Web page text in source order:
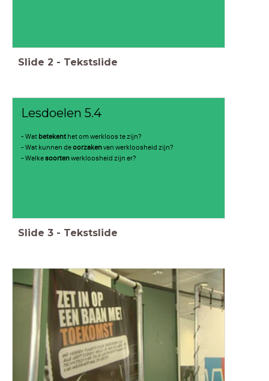
Slide 2 - Tekstslide
Lesdoelen 5.4
- Wat betekenthet om werkloos te zijn?
- Wat kunnen deoorzakenvan werkloosheid zijn?
- Welkesoortenwerkloosheid zijn er?
Slide 3 - Tekstslide